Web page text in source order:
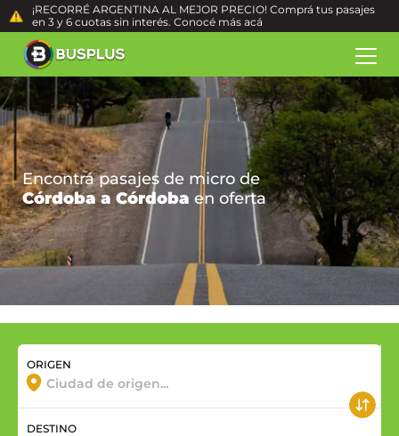
¡RECORRÉ ARGENTINA AL MEJOR PRECIO! Comprá tus pasajes
en 3 y 6 cuotas sin interés. Conocé más acá
Encontrá pasajes de micro de
Córdoba a Córdoba en oferta
ORIGEN
DESTINO